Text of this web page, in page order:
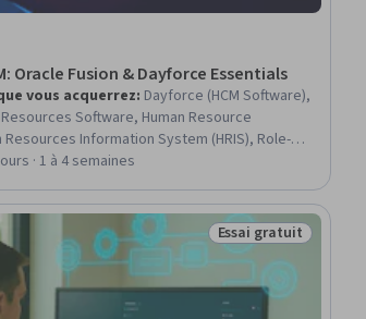
Oracle Fusion & Dayforce Essentials
vous acquerrez: Dayforce (HCM Software),
Resources Software, Human Resource
Information System (HRIS), Role-
(RBAC), Human Resources, Regulatory
Management and Planning, Payroll, Data
Flow Diagrams (DFDs), Human Capital,
Systems Analysis, Benefits Administration,
Analytics
· 1 à 4 semaines
Statut : Essai
Essai gratuit